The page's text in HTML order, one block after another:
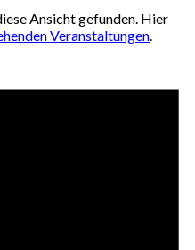
Ansicht gefunden. Hier
Veranstaltungen.